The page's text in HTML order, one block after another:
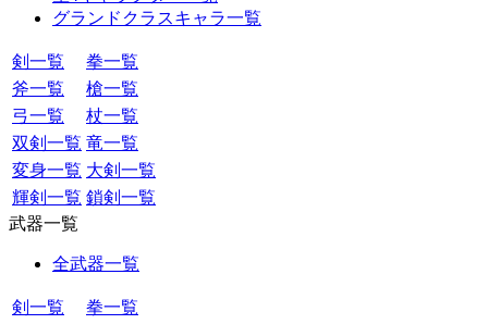
グランドクラスキャラ一覧
剣一覧
拳一覧
斧一覧
槍一覧
弓一覧
杖一覧
双剣一覧 竜一覧
変身一覧 大剣一覧
輝剣一覧 鎖剣一覧
武器一覧
全武器一覧
剣一覧
拳一覧